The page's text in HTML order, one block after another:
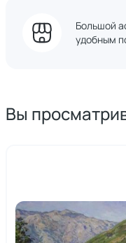
Большой
удобным
Вы